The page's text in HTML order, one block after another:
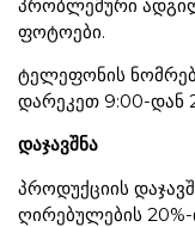
პრობლემური
ფოტოები.
ტელეფონის
დარეკეთ 9:00-დან
დაჯავშნა
პროდუქციის
ღირებულების 20%-